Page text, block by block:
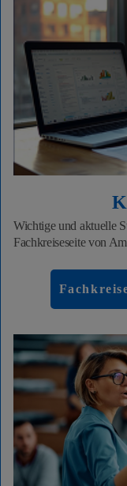
Wichtige und aktuelle
Fachkreiseseite von